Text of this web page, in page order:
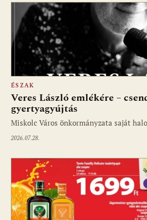
ÉSZAK
Veres László emlékére –
gyertyagyújtás
Miskolc Város önkormányzata saját
2026.07.28.